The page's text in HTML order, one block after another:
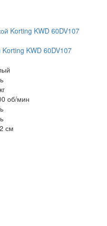
KWD 60DV107
об/мин
см